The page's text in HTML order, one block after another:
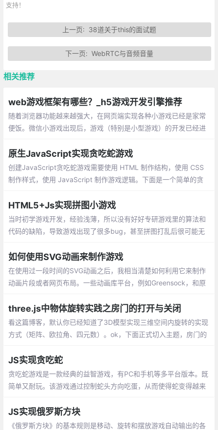
支持！
上一页: 38道关于this的面试题
下一页:WebRTC与音频音量
相关推荐
web游戏框架有哪些？_h5游戏开发引擎推荐
随着浏览器功能越来越强大，在网页端实现各种小游戏已经是家常
便饭。微信小游戏出现后，游戏（特别是小型游戏）的开发已经进
取选择一个合适的游戏开发框架来学习和提高开发效率呢？
原生JavaScript实现贪吃蛇游戏
创建JavaScript贪吃蛇游戏需要使用 HTML 制作结构，使用 CSS
制作样式，使用 JavaScript 制作游戏逻辑。下面是一个简单的贪
HTML5+Js实现拼图小游戏
当时初学游戏开发，经验浅薄，所以没有好好专研游戏里的算法和
代码的缺陷，导致游戏出现了很多bug，甚至拼图打乱后很可能无
改一下方便初学者学习
如何使用SVG动画来制作游戏
在使用过一段时间的SVG动画之后，我相当清楚如何利用它来制作
动画片段或者网页布局。一些动画库平台，例如Greensock，和原
能否用这些来制作一款简单的游戏
three.js中物体旋转实践之房门的打开与关闭
看这篇博客，默认你已经知道了3D模型实现三维空间内旋转的实现
方式（矩阵、欧拉角、四元数）。ok，下面正式切入主题，房门的
JS实现贪吃蛇
贪吃蛇游戏是一款经典的益智游戏，有PC和手机等多平台版本。既
简单又耐玩。该游戏通过控制蛇头方向吃蛋，从而使得蛇变得越来
JS实现俄罗斯方块
《俄罗斯方块》的基本规则是移动、旋转和摆放游戏自动输出的各